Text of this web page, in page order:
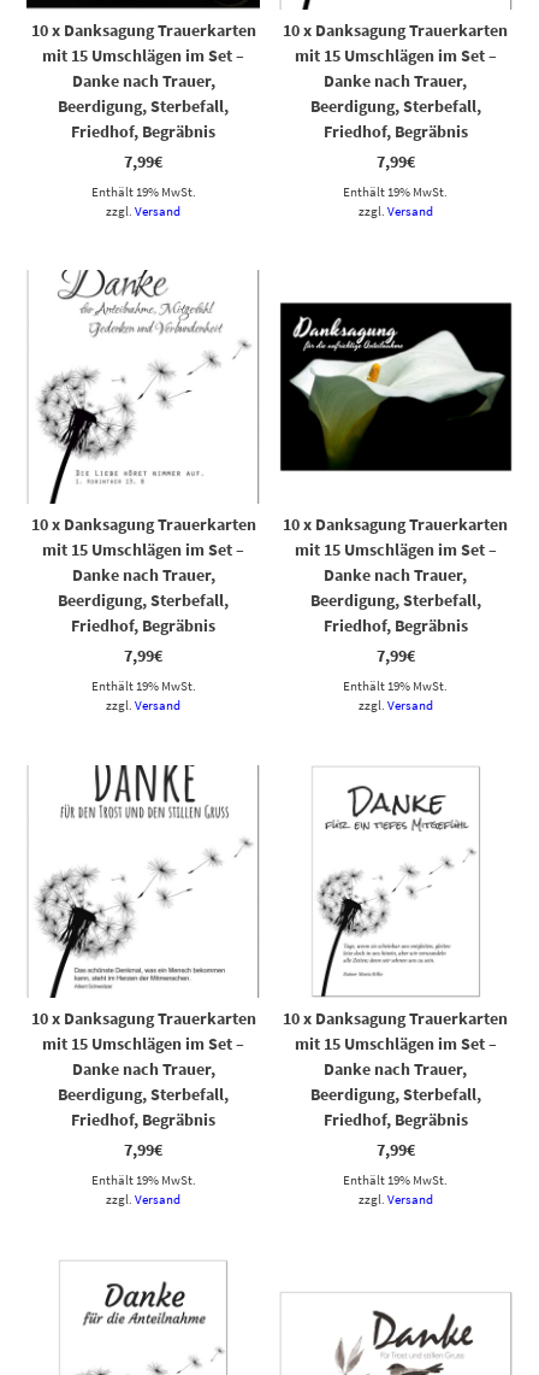
10 x Danksagung Trauerkarten
mit 15 Umschlägen im Set –
Danke nach Trauer,
Beerdigung, Sterbefall,
Friedhof, Begräbnis
7,99€
Enthält 19% MwSt.
zzgl.Versand
10 x Danksagung Trauerkarten
mit 15 Umschlägen im Set –
Danke nach Trauer,
Beerdigung, Sterbefall,
Friedhof, Begräbnis
7,99€
Enthält 19% MwSt.
zzgl. Versand
10 x Danksagung Trauerkarten
mit 15 Umschlägen im Set –
Danke nach Trauer,
Beerdigung, Sterbefall,
Friedhof, Begräbnis
7,99€
Enthält 19% MwSt.
zzgl.Versand
10 x Danksagung Trauerkarten
mit 15 Umschlägen im Set –
Danke nach Trauer,
Beerdigung, Sterbefall,
Friedhof, Begräbnis
7,99€
Enthält 19% MwSt.
zzgl. Versand
10 x Danksagung Trauerkarten
mit 15 Umschlägen im Set –
Danke nach Trauer,
Beerdigung, Sterbefall,
Friedhof, Begräbnis
7,99€
Enthält 19% MwSt.
zzgl.Versand
10 x Danksagung Trauerkarten
mit 15 Umschlägen im Set –
Danke nach Trauer,
Beerdigung, Sterbefall,
Friedhof, Begräbnis
7,99€
Enthält 19% MwSt.
zzgl. Versand